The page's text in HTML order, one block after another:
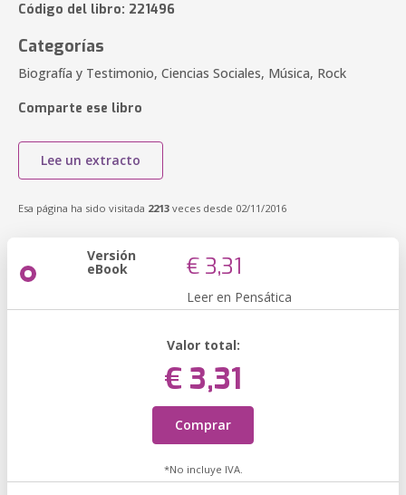
Código del libro: 221496
Categorías
Biografía y Testimonio, Ciencias Sociales, Música, Rock
Comparte ese libro
Lee un extracto
Esa página ha sido visitada 2213 veces desde 02/11/2016
Versión
eBook € 3,31
Leer en Pensática
Valor total:
€ 3,31
Comprar
*No incluye IVA.